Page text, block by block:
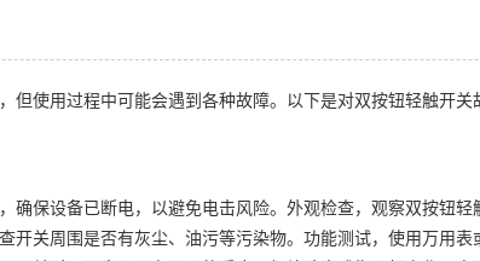
但使用过程中可能会遇到各种故障。以下是对双按钮轻触开
确保设备已断电，以避免电击风险。外观检查，观察双按钮
开关周围是否有灰尘、油污等污染物。功能测试，使用万用